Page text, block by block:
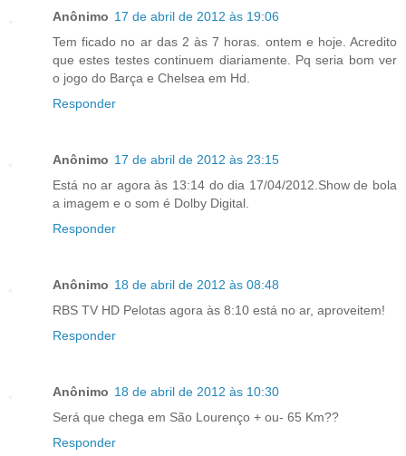
Anônimo 17 de abril de 2012 às 19:06
Tem ficado no ar das 2 às 7 horas. ontem e hoje. Acredito
que estes testes continuem diariamente. Pq seria bom ver
o jogo do Barça e Chelsea em Hd.
Responder
Anônimo 17 de abril de 2012 às 23:15
Está no ar agora às 13:14 do dia 17/04/2012.Show de bola
a imagem e o som é Dolby Digital.
Responder
Anônimo 18 de abril de 2012 às 08:48
RBS TV HD Pelotas agora às 8:10 está no ar, aproveitem!
Responder
Anônimo 18 de abril de 2012 às 10:30
Será que chega em São Lourenço + ou- 65 Km??
Responder